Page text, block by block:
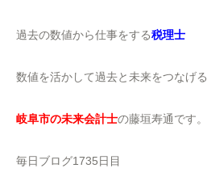
過去の数値から仕事をする税理士
数値を活かして過去と未来をつなげる
岐阜市の未来会計士の藤垣寿通です。
毎日ブログ1735日目